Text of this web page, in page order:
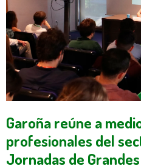
Garoña reúne a
profesionales del
Jornadas de